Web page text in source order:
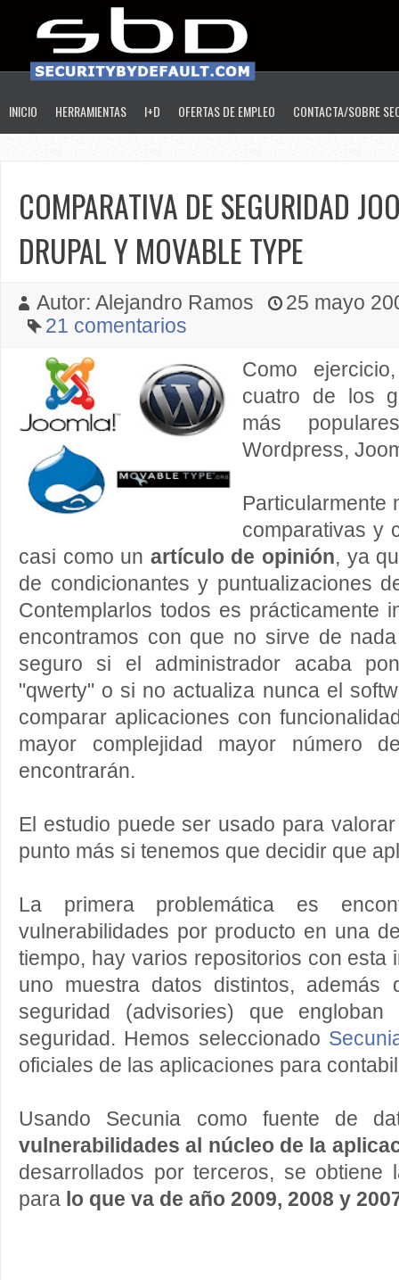
INICIO HERRAMIENTAS I+D OFERTAS DE EMPLEO CONTACTA/SOBRE
COMPARATIVA DE SEGURIDAD
DRUPAL Y MOVABLE TYPE
Autor: Alejandro Ramos
25 mayo
21 comentarios
Como
cuatro de los
más
Wordpress,
Particularmente
comparativas y
casi como un artículo de opinión, ya
de condicionantes y puntualizaciones
Contemplarlos todos es prácticamente
encontramos con que no sirve de
seguro si el administrador acaba
"qwerty" o si no actualiza nunca el
comparar aplicaciones con
mayor complejidad mayor número
encontrarán.
El estudio puede ser usado para
punto más si tenemos que decidir que
La primera problemática es
vulnerabilidades por producto en una
tiempo, hay varios repositorios con esta
uno muestra datos distintos,
seguridad (advisories) que
seguridad. Hemos seleccionado
oficiales de las aplicaciones para
Usando Secunia como fuente de
vulnerabilidades al núcleo de la
desarrollados por terceros, se obtiene
para lo que va de año 2009, 2008 y